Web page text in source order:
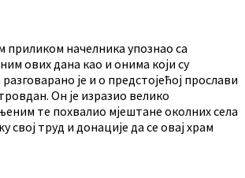
приликом начелника упознао са
ових дана као и онима који су
је и о предстојећој прослави
Он је изразио велико
те похвалио мјештане околних села
свој труд и донације да се овај храм